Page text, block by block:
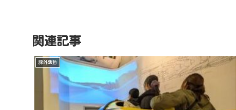
関連記事
課外活動